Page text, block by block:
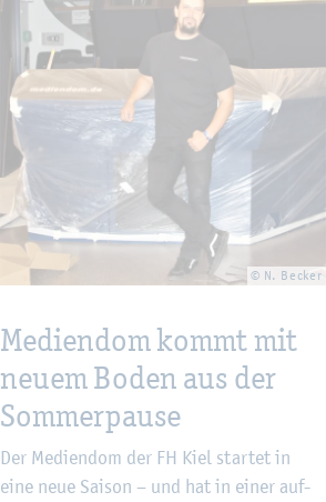
© N. Be­cker
Me­di­en­dom kommt mit
neuem Boden aus der
Som­mer­pau­se
Der Me­di­en­dom der FH Kiel star­tet in
eine neue Sai­son – und hat in einer auf­